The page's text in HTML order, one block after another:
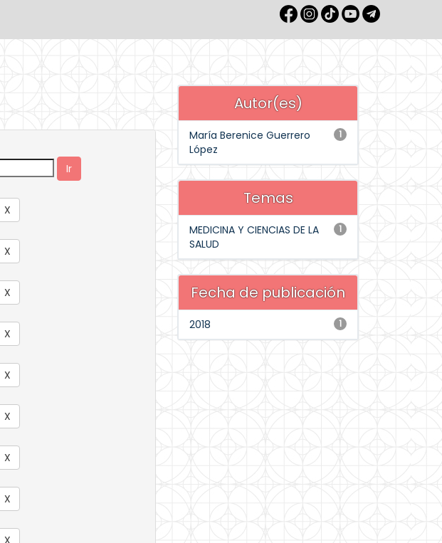
Autor(es)
1
María Berenice Guerrero
López
Temas
1
MEDICINA Y CIENCIAS DE LA
SALUD
Fecha de publicación
1
2018